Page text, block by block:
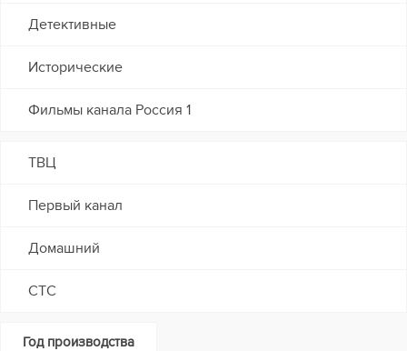
Детективные
Исторические
Фильмы канала Россия 1
ТВЦ
Первый канал
Домашний
СТС
Год производства